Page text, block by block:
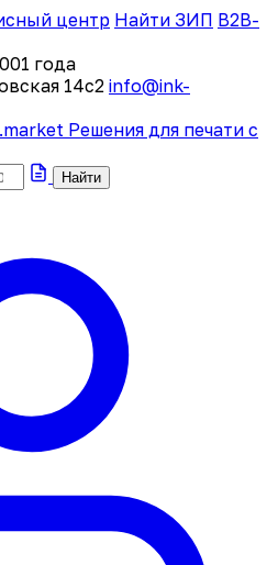
центр Найти ЗИП B2B-
года
14с2 info@ink-
.market Решения для печати с
Найти